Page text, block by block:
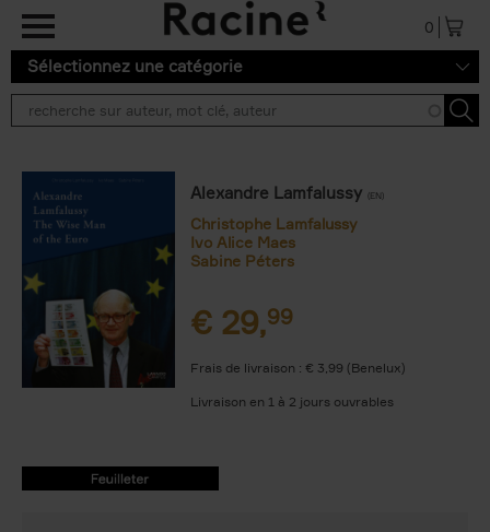
Aller au contenu principal
0
Sélectionnez une catégorie
Alexandre Lamfalussy (EN)
Christophe Lamfalussy
Ivo Alice Maes
Sabine Péters
€ 29,99
Frais de livraison : € 3,99 (Benelux)
Livraison en 1 à 2 jours ouvrables
9789401417181.PDF
9789401417181.PDF